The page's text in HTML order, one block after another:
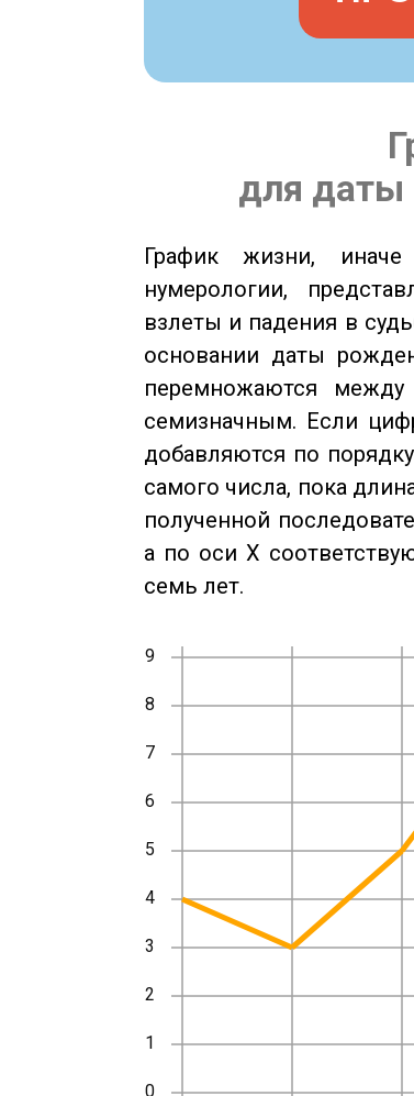
для даты
График жизни,
нумерологии,
взлеты и падения в
основании даты
перемножаются
семизначным. Если
добавляются по
самого числа, пока
полученной
а по оси X
семь лет.